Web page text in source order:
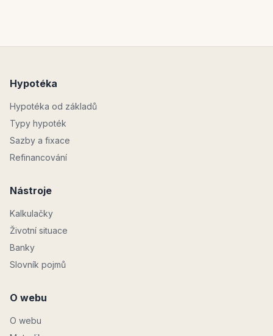
Hypotéka
Hypotéka od základů
Typy hypoték
Sazby a fixace
Refinancování
Nástroje
Kalkulačky
Životní situace
Banky
Slovník pojmů
O webu
O webu